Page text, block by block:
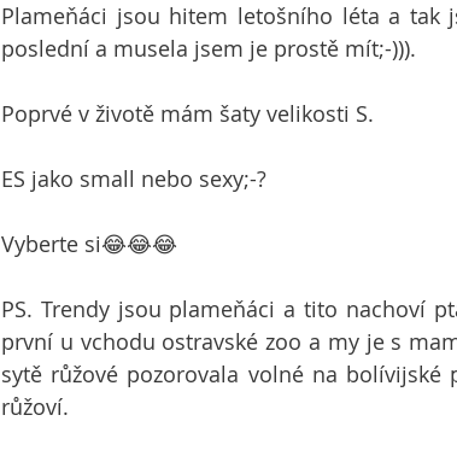
Plameňáci jsou hitem letošního léta a tak
poslední a musela jsem je prostě mít;-))).
Poprvé v životě mám šaty velikosti S.
ES jako small nebo sexy;-?
Vyberte si😂😂😂
PS. Trendy jsou plameňáci a tito nachoví
první u vchodu ostravské zoo a my je s
sytě růžové pozorovala volné na
růžoví.